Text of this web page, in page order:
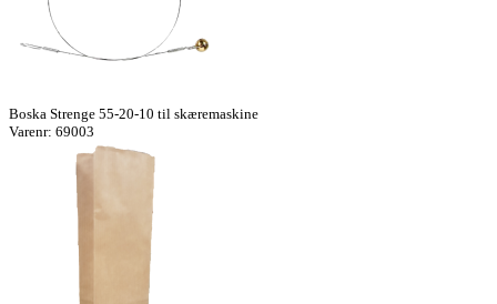
Boska Strenge 55-20-10 til skæremaskine
Varenr: 69003